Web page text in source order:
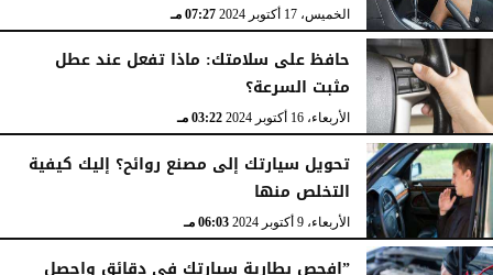
الخميس، 17 أكتوبر 2024 07:27 مـ
حافظ على سلامتك: ماذا تفعل عند عطل
مثبت السرعة؟
الأربعاء، 16 أكتوبر 2024 03:22 مـ
تحويل سيارتك إلى مصنع روائح؟ إليك كيفية
التخلص منها
الأربعاء، 9 أكتوبر 2024 06:03 مـ
”افحص بطارية سيارتك في دقائق واحصل